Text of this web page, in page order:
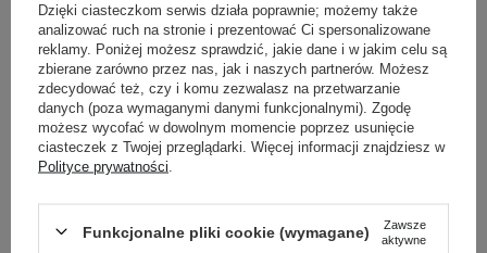
Mój faworyt wśród kremów. To doskonały wybór
dla osób poszukujących delikatnego, kojącego i
nawilżającego kremu. Jego głównym atutem jest
wysokie stężenie ekstraktu z wąkrotki azjatyckiej,
która skutecznie łagodzi podrażnienia i
przyspiesza regenerację skóry.
Jeśli masz cerę wrażliwą lub skłonną do
podrażnień, warto wypróbować ten produkt.
kompozycje zapachowe. Daje dobre nawilżenie,
Dzięki ciasteczkom serwis działa poprawnie; możemy także
analizować ruch na stronie i prezentować Ci spersonalizowane
reklamy. Poniżej możesz sprawdzić, jakie dane i w jakim celu są
zbierane zarówno przez nas, jak i naszych partnerów. Możesz
zdecydować też, czy i komu zezwalasz na przetwarzanie
danych (poza wymaganymi danymi funkcjonalnymi). Zgodę
możesz wycofać w dowolnym momencie poprzez usunięcie
ciasteczek z Twojej przeglądarki. Więcej informacji znajdziesz w
Polityce prywatności
Funkcjonalne pliki cookie (wymagane)
Zawsze
aktywne